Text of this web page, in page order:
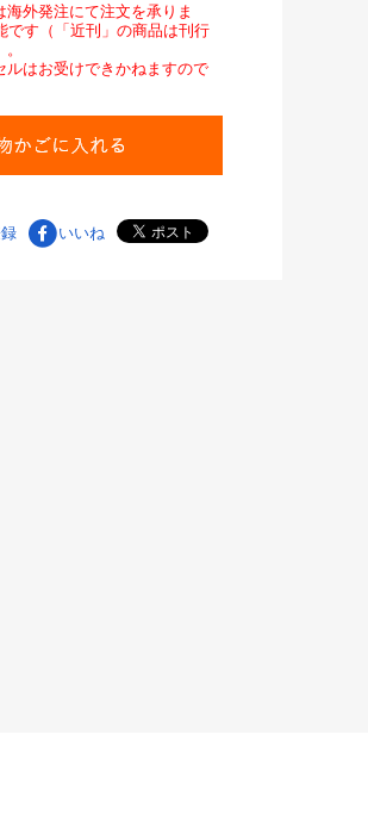
外発注にて注文を承りま
です（「近刊」の商品は刊行
はお受けできかねますので
いいね